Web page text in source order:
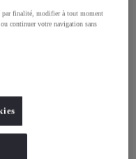
9,7
par finalité, modifier à tout moment
continuer votre navigation sans